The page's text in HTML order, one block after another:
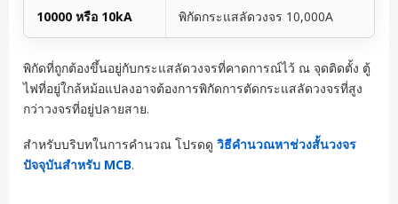
10000 หรือ 10kA พิกัดกระแสลัดวงจร 10,000A
พิกัดที่ถูกต้องขึ้นอยู่กับกระแสลัดวงจรที่คาดการณ์ไว้ ณ จุดติดตั้ง ตู้
ไฟที่อยู่ใกล้หม้อแปลงอาจต้องการพิกัดการตัดกระแสลัดวงจรที่สูง
กว่าวงจรที่อยู่ปลายสาย.
สำหรับบริบทในการคำนวณ โปรดดู วิธีคำนวณหาช่วงสั้นวงจร
ปัจจุบันสำหรับ MCB.